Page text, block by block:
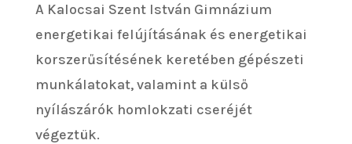
A Kalocsai Szent István Gimnázium
energetikai felújításának és energetikai
korszerűsítésének keretében gépészeti
munkálatokat, valamint a külső
nyílászárók homlokzati cseréjét
végeztük.